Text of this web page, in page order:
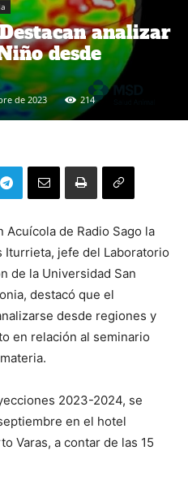
analizar
desde
de 2023 214
Acuícola de Radio Sago la
Iturrieta, jefe del Laboratorio
de la Universidad San
destacó que el
desde regiones y
en relación al seminario
2023-2024, se
en el hotel
Varas, a contar de las 15